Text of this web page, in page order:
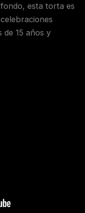
esta torta es
de 15 años y